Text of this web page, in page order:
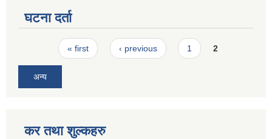
घटना दर्ता
Pages« first ‹ previous 1 2
अन्य
कर तथा शुल्कहरु